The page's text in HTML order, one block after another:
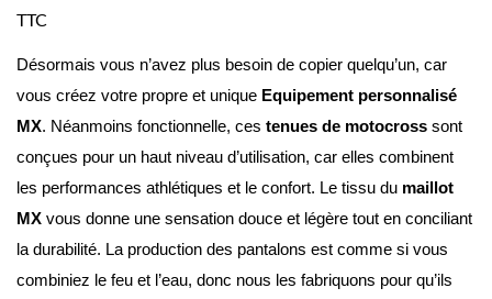
TTC
Désormais vous n’avez plus besoin de copier quelqu’un, car
vous créez votre propre et unique Equipement personnalisé
MX. Néanmoins fonctionnelle, ces tenues de motocross sont
conçues pour un haut niveau d’utilisation, car elles combinent
les performances athlétiques et le confort. Le tissu du maillot
MX vous donne une sensation douce et légère tout en conciliant
la durabilité. La production des pantalons est comme si vous
combiniez le feu et l’eau, donc nous les fabriquons pour qu’ils